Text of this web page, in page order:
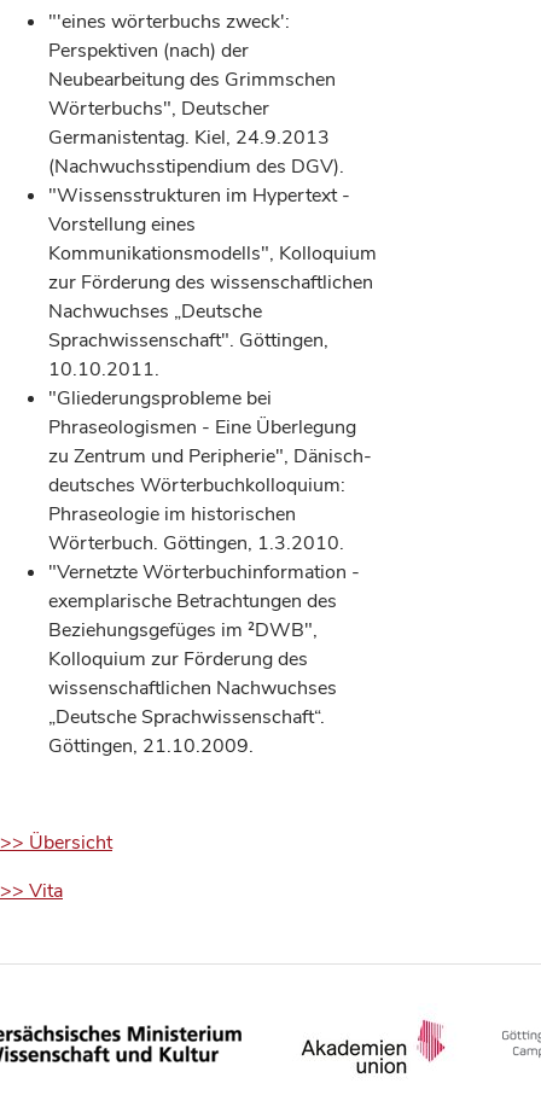
"'eines wörterbuchs zweck':
Perspektiven (nach) der
Neubearbeitung des Grimmschen
Wörterbuchs", Deutscher
Germanistentag. Kiel, 24.9.2013
(Nachwuchsstipendium des DGV).
"Wissensstrukturen im Hypertext -
Vorstellung eines
Kommunikationsmodells", Kolloquium
zur Förderung des wissenschaftlichen
Nachwuchses „Deutsche
Sprachwissenschaft". Göttingen,
10.10.2011.
"Gliederungsprobleme bei
Phraseologismen - Eine Überlegung
zu Zentrum und Peripherie", Dänisch-
deutsches Wörterbuchkolloquium:
Phraseologie im historischen
Wörterbuch. Göttingen, 1.3.2010.
"Vernetzte Wörterbuchinformation -
exemplarische Betrachtungen des
Beziehungsgefüges im ²DWB",
Kolloquium zur Förderung des
wissenschaftlichen Nachwuchses
„Deutsche Sprachwissenschaft“.
Göttingen, 21.10.2009.
>> Übersicht
>> Vita